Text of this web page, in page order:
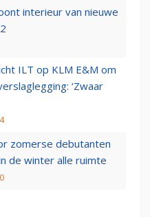
interieur van nieuwe
ILT op KLM E&M om
‘Zwaar
zomerse debutanten
de winter alle ruimte